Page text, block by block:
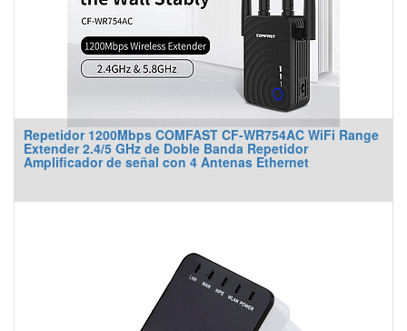
Repetidor 1200Mbps COMFAST CF-WR754AC WiFi Range
Extender 2.4/5 GHz de Doble Banda Repetidor
Amplificador de señal con 4 Antenas Ethernet